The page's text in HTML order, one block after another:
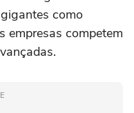
como
empresas competem